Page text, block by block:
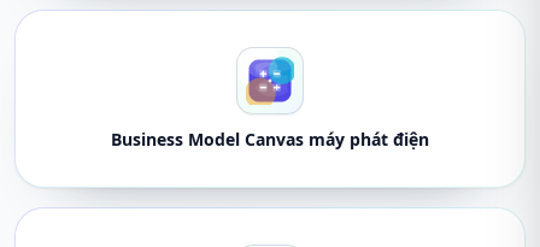
Business Model Canvas máy phát điện